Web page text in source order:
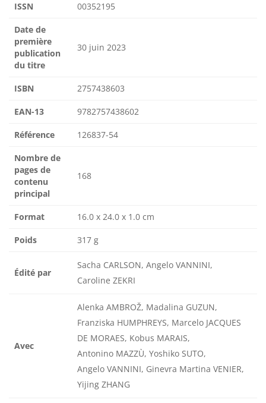
ISSN 00352195
Date de
première
publication
du titre
30 juin 2023
ISBN 2757438603
EAN-13 9782757438602
Référence 126837-54
Nombre de
pages de
contenu
principal
168
Format 16.0 x 24.0 x 1.0 cm
Poids 317 g
Édité par
Sacha CARLSON, Angelo VANNINI,
Caroline ZEKRI
Avec
Alenka AMBROŽ, Madalina GUZUN,
Franziska HUMPHREYS, Marcelo JACQUES
DE MORAES, Kobus MARAIS,
Antonino MAZZÙ, Yoshiko SUTO,
Angelo VANNINI, Ginevra Martina VENIER,
Yijing ZHANG